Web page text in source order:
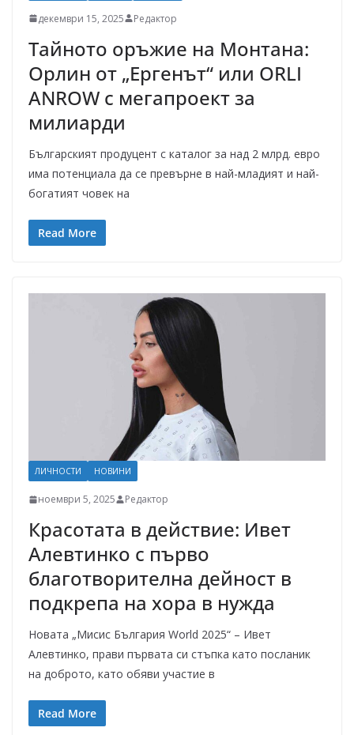
декември 15, 2025 Редактор
Тайното оръжие на Монтана:
Орлин от „Ергенът“ или ORLI
ANROW с мегапроект за
милиарди
Българският продуцент с каталог за над 2 млрд. евро
има потенциала да се превърне в най-младият и най-
богатият човек на
Read More
ЛИЧНОСТИ НОВИНИ
ноември 5, 2025 Редактор
Красотата в действие: Ивет
Алевтинко с първо
благотворителна дейност в
подкрепа на хора в нужда
Новата „Мисис България World 2025“ – Ивет
Алевтинко, прави първата си стъпка като посланик
на доброто, като обяви участие в
Read More